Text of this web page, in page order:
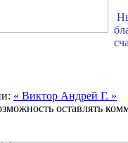
« Виктор Андрей Г. »
оставлять